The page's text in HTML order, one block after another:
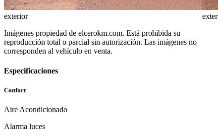
exterior
Imágenes propiedad de elcerokm.com. Está prohibida su
reproducción total o parcial sin autorización. Las imágenes no
corresponden al vehículo en venta.
Especificaciones
Confort
Aire Acondicionado
Alarma luces